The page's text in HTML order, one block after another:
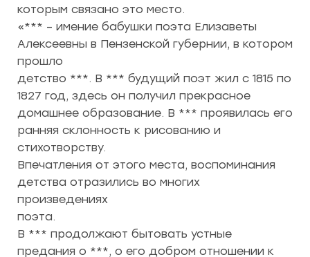
которым связано это место.
«*** – имение бабушки поэта Елизаветы
Алексеевны в Пензенской губернии, в котором
прошло
детство ***. В *** будущий поэт жил с 1815 по
1827 год, здесь он получил прекрасное
домашнее образование. В *** проявилась его
ранняя склонность к рисованию и
стихотворству.
Впечатления от этого места, воспоминания
детства отразились во многих
произведениях
поэта.
В *** продолжают бытовать устные
предания о ***, о его добром отношении к